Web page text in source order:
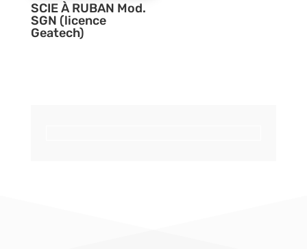
SCIE À RUBAN Mod.
SGN (licence
Geatech)